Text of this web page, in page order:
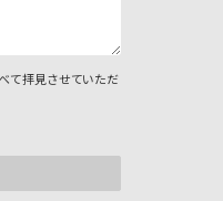
て拝見させていただ